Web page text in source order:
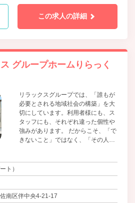
この求人の詳細
グループホームりらっく
リラックスグループでは、「誰もが
必要とされる地域社会の構築」を大
切にしています。利用者様にも、ス
タッフにも、それぞれ違った個性や
強みがあります。 だからこそ、「で
きないこと」ではなく、「その人ら
暮らしていけるように。 一人ひとり
たい方をお待ちしています。
ト）
南区伴中央4-21-17